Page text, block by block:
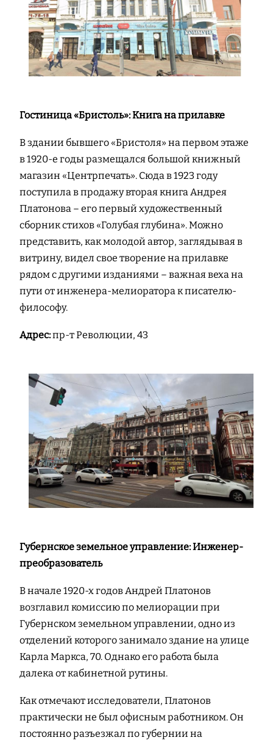
Гостиница «Бристоль»: Книга на прилавке
В здании бывшего «Бристоля» на первом этаже
в 1920-е годы размещался большой книжный
магазин «Центрпечать». Сюда в 1923 году
поступила в продажу вторая книга Андрея
Платонова – его первый художественный
сборник стихов «Голубая глубина». Можно
представить, как молодой автор, заглядывая в
витрину, видел свое творение на прилавке
рядом с другими изданиями – важная веха на
пути от инженера-мелиоратора к писателю-
философу.
Адрес:пр-т Революции, 43
Губернское земельное управление: Инженер-
преобразователь
В начале 1920-х годов Андрей Платонов
возглавил комиссию по мелиорации при
Губернском земельном управлении, одно из
отделений которого занимало здание на улице
Карла Маркса, 70. Однако его работа была
далека от кабинетной рутины.
Как отмечают исследователи, Платонов
практически не был офисным работником. Он
постоянно разъезжал по губернии на